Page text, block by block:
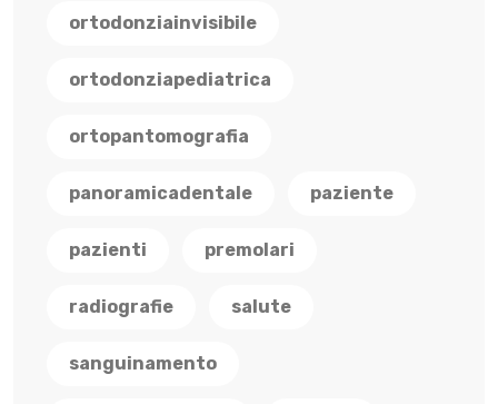
ortodonziainvisibile
ortodonziapediatrica
ortopantomografia
panoramicadentale paziente
pazienti premolari
radiografie salute
sanguinamento